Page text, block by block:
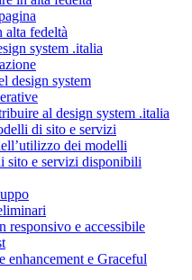
fedeltà
system .italia
design system
al design system .italia
di sito e servizi
dei modelli
sito e servizi disponibili
responsivo e accessibile
enhancement e Graceful